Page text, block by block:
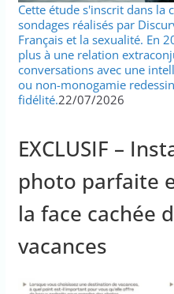
Cette étude s'inscrit dans la
sondages réalisés par
Français et la sexualité. En
plus à une relation
conversations avec une
ou non-monogamie
fidélité.22/07/2026
EXCLUSIF –
photo parfaite
la face cachée
vacances